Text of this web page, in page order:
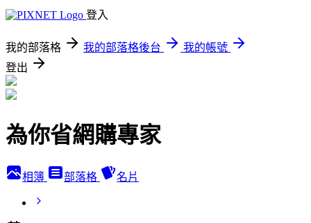
登入
我的部落格 我的部落格後台
我的帳號
登出
為你省網購專家
相簿 部落格 名片